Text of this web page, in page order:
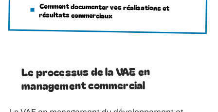
Comment documenter vos réalisations et
résultats commerciaux
Le processus de la VAE en
management commercial